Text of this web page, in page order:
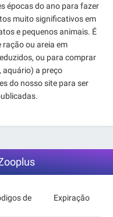
épocas do ano para fazer
muito significativos em
e pequenos animais. É
ração ou areia em
ou para comprar
aquário) a preço
do nosso site para ser
de
Expiração